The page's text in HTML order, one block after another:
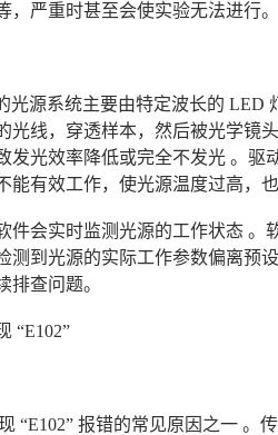
，严重时甚至会使实验无法进行。
光源系统主要由特定波长的
光线，穿透样本，然后被光学镜
发光效率降低或完全不发光 。
能有效工作，使光源温度过高，
件会实时监测光源的工作状态
测到光源的实际工作参数偏离预
排查问题。
“E102”
“E102” 报错的常见原因之一